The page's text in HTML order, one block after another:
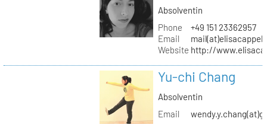
Absolventin
Phone
+49 151 23362957
Email
Website http://
Yu-chi Chang
Absolventin
Email